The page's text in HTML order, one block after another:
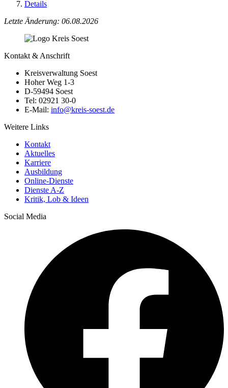
Details
Letzte Änderung: 06.08.2026
Kontakt & Anschrift
Kreisverwaltung Soest
Hoher Weg 1-3
D-59494 Soest
Tel: 02921 30-0
E-Mail: info@​kreis-soest.de
Weitere Links
Kontakt
Aktuelles
Karriere
Ausbildung
Online-Dienste
Dienste A-Z
Kritik, Lob & Ideen
Social Media